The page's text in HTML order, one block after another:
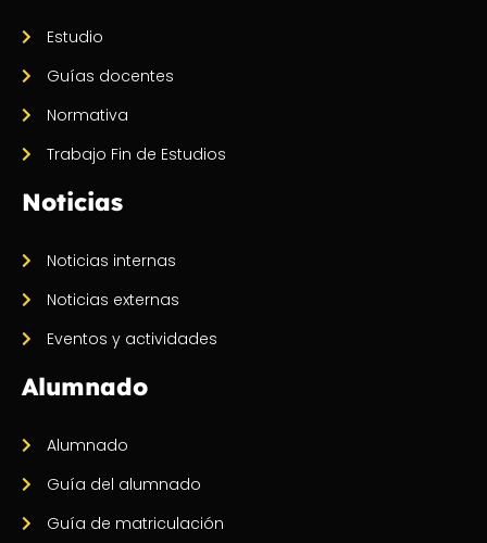
Estudio
Guías docentes
Normativa
Trabajo Fin de Estudios
Noticias
Noticias internas
Noticias externas
Eventos y actividades
Alumnado
Alumnado
Guía del alumnado
Guía de matriculación